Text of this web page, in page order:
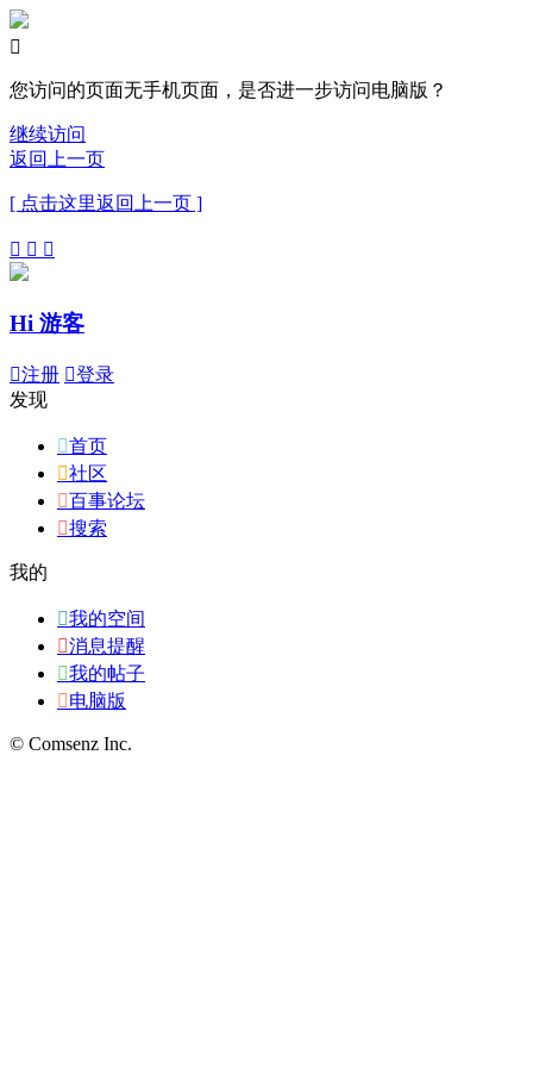

您访问的页面无手机页面，是否进一步访问电脑版？
继续访问
返回上一页
[ 点击这里返回上一页 ]
  
Hi 游客
注册 登录
发现
首页
社区
百事论坛
搜索
我的
我的空间
消息提醒
我的帖子
电脑版
© Comsenz Inc.